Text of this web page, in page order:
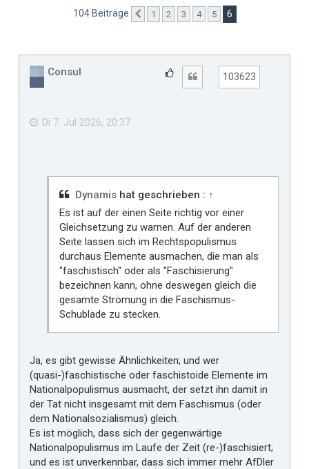
104 Beiträge Vorherige
1 2 3 4 5 6
Consul
m
i
r
103623
Di 7. Jul 2026, 20:37
Dynamis hat geschrieben : ↑
Es ist auf der einen Seite richtig vor einer
Gleichsetzung zu warnen. Auf der anderen
Seite lassen sich im Rechtspopulismus
durchaus Elemente ausmachen, die man als
"faschistisch" oder als "Faschisierung"
bezeichnen kann, ohne deswegen gleich die
gesamte Strömung in die Faschismus-
Schublade zu stecken.
Ja, es gibt gewisse Ähnlichkeiten; und wer
(quasi-)faschistische oder faschistoide Elemente im
Nationalpopulismus ausmacht, der setzt ihn damit in
der Tat nicht insgesamt mit dem Faschismus (oder
dem Nationalsozialismus) gleich.
Es ist möglich, dass sich der gegenwärtige
Nationalpopulismus im Laufe der Zeit (re-)faschisiert;
und es ist unverkennbar, dass sich immer mehr AfDler